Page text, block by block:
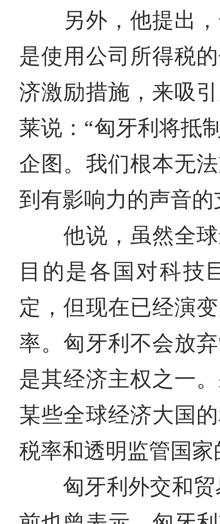
另外，他提出，
是使用公司所得税
济激励措施，来吸
莱说：“匈牙利将抵
企图。我们根本无
到有影响力的声音的
他说，虽然全球
目的是各国对科技
定，但现在已经演
率。匈牙利不会放
是其经济主权之一
某些全球经济大国
税率和透明监管国
匈牙利外交和贸